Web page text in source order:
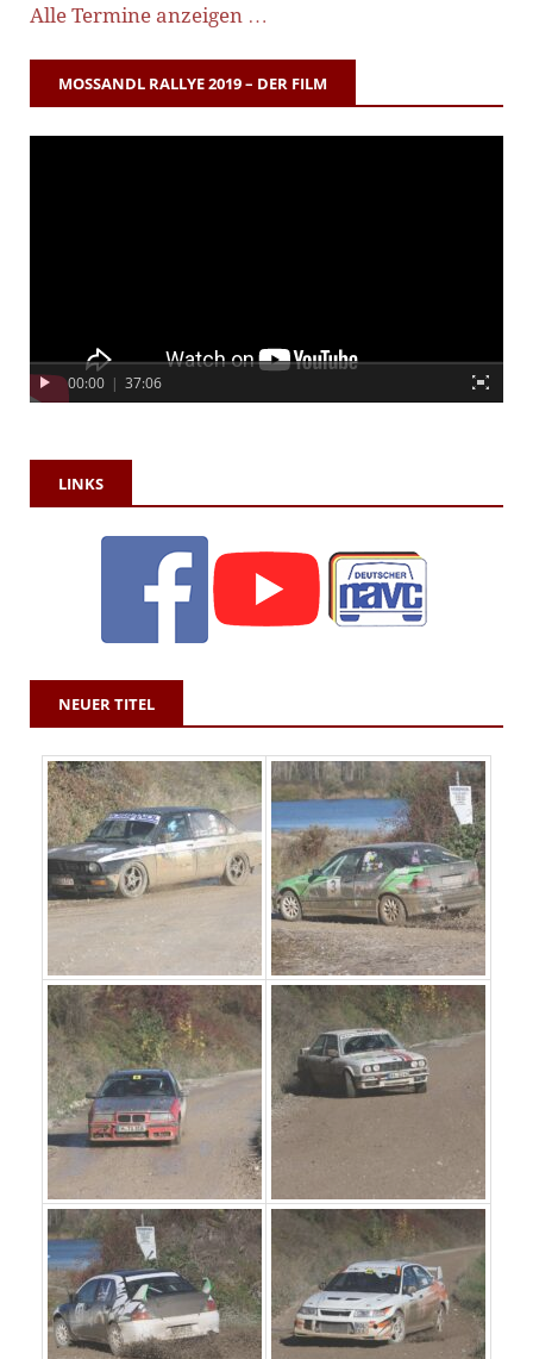
Alle Termine anzeigen …
MOSSANDL RALLYE 2019 – DER FILM
00:00 | 37:06
LINKS
NEUER TITEL